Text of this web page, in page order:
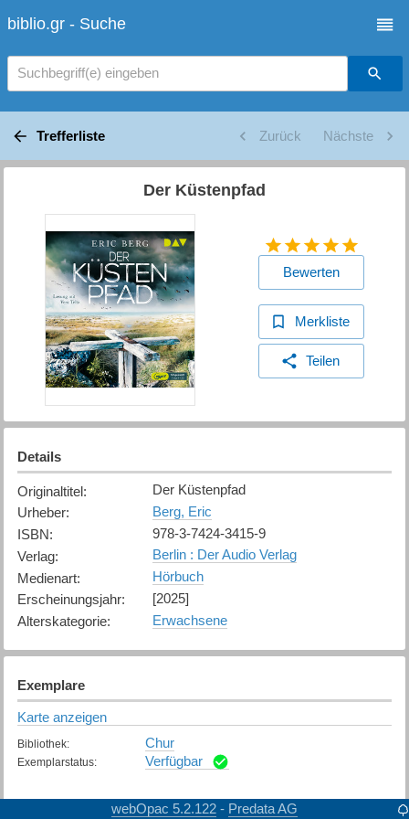
biblio.gr - Suche
Suchbegriff(e) eingeben
Trefferliste Zurück Nächste
Der Küstenpfad
Bewerten
Merkliste
Teilen
Details
Originaltitel:
Der Küstenpfad
Urheber:
Berg, Eric
ISBN:
978-3-7424-3415-9
Verlag:
Berlin : Der Audio Verlag
Medienart:
Hörbuch
Erscheinungsjahr:
[2025]
Alterskategorie: Erwachsene
Exemplare
Karte anzeigen
Bibliothek: Chur
Exemplarstatus: Verfügbar
webOpac 5.2.122 - Predata AG